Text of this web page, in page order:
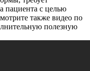
пациента с целью
также видео по
полезную